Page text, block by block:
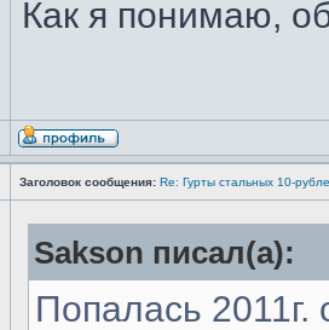
Как я понимаю,
Заголовок сообщения: Re: Гурты стальных 10-
Sakson писал(а):
Попалась 2011г.